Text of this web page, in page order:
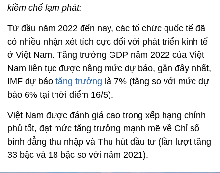
kiềm chế lạm phát:
Từ đầu năm 2022 đến nay, các tổ chức quốc tế đã
có nhiều nhận xét tích cực đối với phát triển kinh tế
ở Việt Nam. Tăng trưởng GDP năm 2022 của Việt
Nam liên tục được nâng mức dự báo, gần đây nhất,
IMF dự báo tăng trưởng là 7% (tăng so với mức dự
báo 6% tại thời điểm 16/5).
Việt Nam được đánh giá cao trong xếp hạng chính
phủ tốt, đạt mức tăng trưởng mạnh mẽ về Chỉ số
bình đẳng thu nhập và Thu hút đầu tư (lần lượt tăng
33 bậc và 18 bậc so với năm 2021).